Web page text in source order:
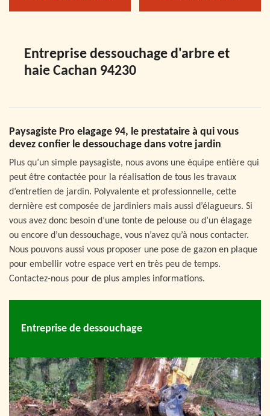
Entreprise dessouchage d'arbre et
haie Cachan 94230
Paysagiste Pro elagage 94, le prestataire à qui vous
devez confier le dessouchage dans votre jardin
Plus qu’un simple paysagiste, nous avons une équipe entière qui
peut être contactée pour la réalisation de tous les travaux
d’entretien de jardin. Polyvalente et professionnelle, cette
dernière est composée de jardiniers mais aussi d’élagueurs. Si
vous avez donc besoin d’une tonte de pelouse ou d’un élagage
ou encore d’un dessouchage, vous n’avez qu’à nous contacter.
Nous pouvons aussi vous proposer une pose de gazon en plaque
pour embellir votre espace vert en très peu de temps.
Contactez-nous pour de plus amples informations.
Entreprise de dessouchage